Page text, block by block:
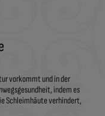
vorkommt und in der
indem es
Schleimhäute verhindert,